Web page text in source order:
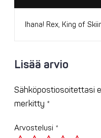
Ihana! Rex, King of
Lisää arvio
Sähköpostiosoitettasi
merkitty *
Arvostelusi *